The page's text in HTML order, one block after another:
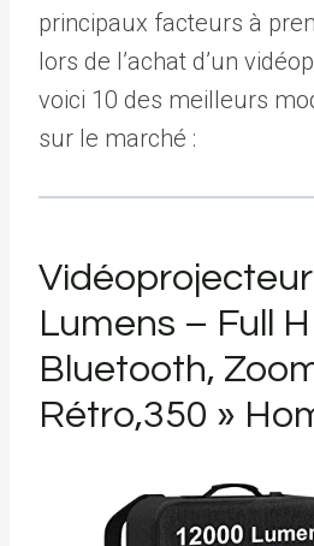
principaux facteurs à
lors de l’achat d’un
voici 10 des meilleurs
sur le marché :
Lumens – Full
Bluetooth,
Rétro,350 »